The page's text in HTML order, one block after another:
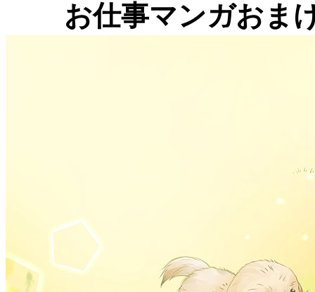
お仕事マンガおま